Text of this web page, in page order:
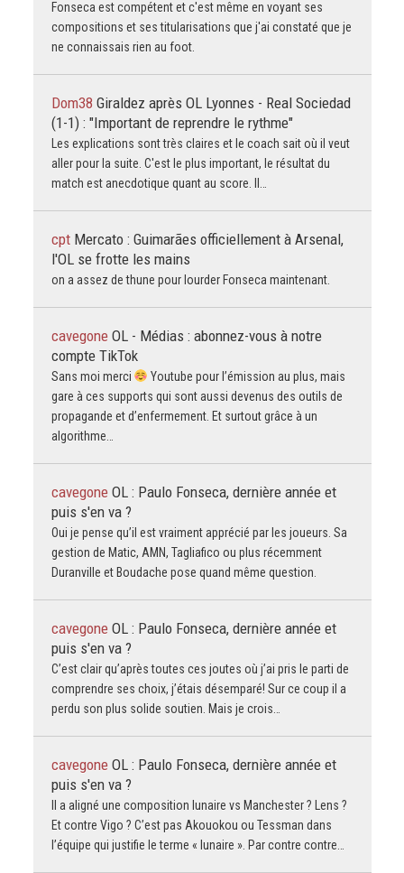
Fonseca est compétent et c'est même en voyant ses
compositions et ses titularisations que j'ai constaté que je
ne connaissais rien au foot.
Dom38 Giraldez après OL Lyonnes - Real Sociedad
(1-1) : "Important de reprendre le rythme"
Les explications sont très claires et le coach sait où il veut
aller pour la suite. C'est le plus important, le résultat du
match est anecdotique quant au score. Il…
cpt Mercato : Guimarães officiellement à Arsenal,
l'OL se frotte les mains
on a assez de thune pour lourder Fonseca maintenant.
cavegone OL - Médias : abonnez-vous à notre
compte TikTok
Sans moi merci
Youtube pour l’émission au plus, mais
gare à ces supports qui sont aussi devenus des outils de
propagande et d’enfermement. Et surtout grâce à un
algorithme…
cavegone OL : Paulo Fonseca, dernière année et
puis s'en va ?
Oui je pense qu’il est vraiment apprécié par les joueurs. Sa
gestion de Matic, AMN, Tagliafico ou plus récemment
Duranville et Boudache pose quand même question.
cavegone OL : Paulo Fonseca, dernière année et
puis s'en va ?
C’est clair qu’après toutes ces joutes où j’ai pris le parti de
comprendre ses choix, j’étais désemparé! Sur ce coup il a
perdu son plus solide soutien. Mais je crois…
cavegone OL : Paulo Fonseca, dernière année et
puis s'en va ?
Il a aligné une composition lunaire vs Manchester ? Lens ?
Et contre Vigo ? C’est pas Akouokou ou Tessman dans
l’équipe qui justifie le terme « lunaire ». Par contre contre…